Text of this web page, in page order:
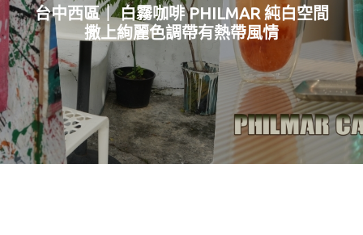
台中西區｜ 白霧咖啡 PHILMAR 純白空間
撒上絢麗色調帶有熱帶風情